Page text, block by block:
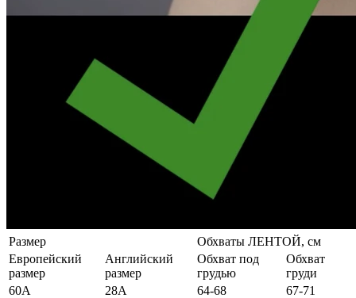
Размер
Обхваты ЛЕНТОЙ, см
Европейский
размер
Английский
размер
Обхват под
грудью
Обхват
груди
60А
28А 64-68
67-71